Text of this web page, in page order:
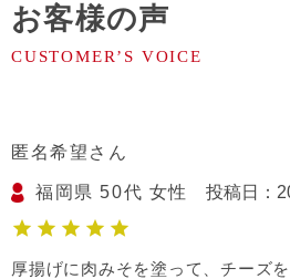
お客様の声
匿名希望
福岡県 50代 女性 投稿日
厚揚げに肉みそを塗って、チーズ